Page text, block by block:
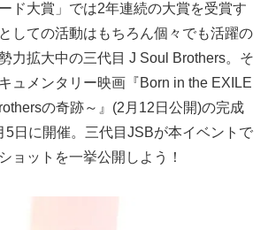
ド大賞」では2年連続の大賞を受賞す
しての活動はもちろん個々でも活躍の
力拡大中の三代目 J Soul Brothers。そ
ュメンタリー映画『Born in the EXILE
の奇跡～』(2月12日公開)の完成
5日に開催。三代目JSBが本イベントで
ョットを一挙公開しよう！